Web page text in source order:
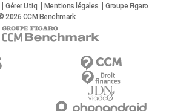
Gérer Utiq Mentions légales
Groupe Figaro
2026 CCM Benchmark